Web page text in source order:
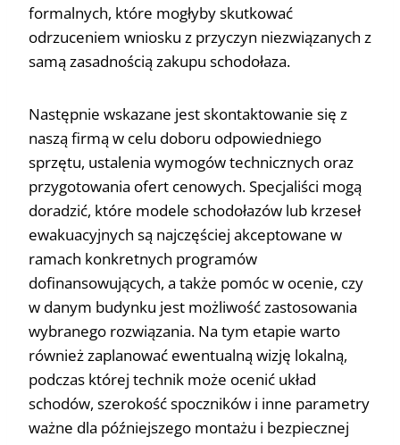
formalnych, które mogłyby skutkować
odrzuceniem wniosku z przyczyn niezwiązanych z
samą zasadnością zakupu schodołaza.
Następnie wskazane jest skontaktowanie się z
naszą firmą w celu doboru odpowiedniego
sprzętu, ustalenia wymogów technicznych oraz
przygotowania ofert cenowych. Specjaliści mogą
doradzić, które modele schodołazów lub krzeseł
ewakuacyjnych są najczęściej akceptowane w
ramach konkretnych programów
dofinansowujących, a także pomóc w ocenie, czy
w danym budynku jest możliwość zastosowania
wybranego rozwiązania. Na tym etapie warto
również zaplanować ewentualną wizję lokalną,
podczas której technik może ocenić układ
schodów, szerokość spoczników i inne parametry
ważne dla późniejszego montażu i bezpiecznej